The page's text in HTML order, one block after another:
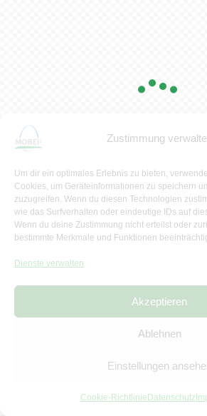
Zustimmung
Um dir ein optimales Erlebnis zu bieten,
Cookies, um Geräteinformationen zu speichern
zuzugreifen. Wenn du diesen Technologien
wie das Surfverhalten oder eindeutige IDs auf
Wenn du deine Zustimmung nicht erteilst oder
bestimmte Merkmale und Funktionen
Dienste verwalten
Akzeptieren
Ablehnen
Einstellungen
Cookie-Richtlinie Datenschutz